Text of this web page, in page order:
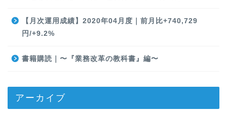
【月次運用成績】2020年04月度｜前月比+740,729
円/+9.2%
書籍購読｜〜『業務改革の教科書』編〜
アーカイブ